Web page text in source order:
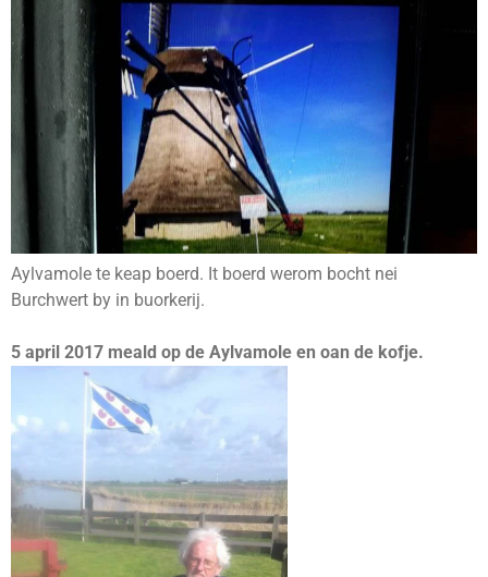
Aylvamole te keap boerd. It boerd werom bocht nei
Burchwert by in buorkerij.
5 april 2017 meald op de Aylvamole en oan de kofje.